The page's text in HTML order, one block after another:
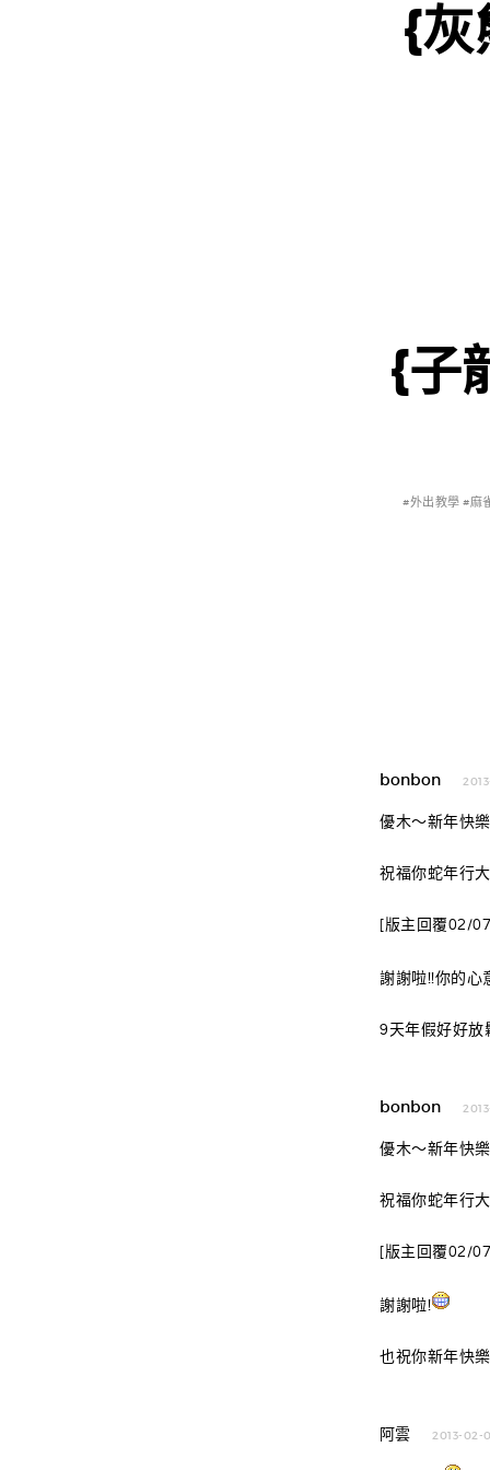
{灰
{子
#外出教學 #麻
bonbon
優木～新年快
祝福你蛇年行
[版主回覆02/
謝謝啦!!你的心
9天年假好好放
bonbon
優木～新年快
祝福你蛇年行
[版主回覆02/
謝謝啦!
也祝你新年快
阿雲 2013-02-